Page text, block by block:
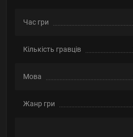
Час гри
Кількість гравців
Мова
Жанр гри